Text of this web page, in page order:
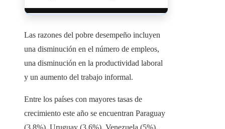
Las razones del pobre desempeño incluyen
una disminución en el número de empleos,
una disminución en la productividad laboral
y un aumento del trabajo informal.
Entre los países con mayores tasas de
crecimiento este año se encuentran Paraguay